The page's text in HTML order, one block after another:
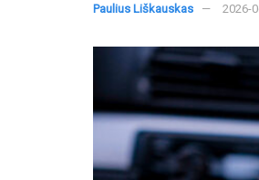
Paulius Liškauskas 2026-